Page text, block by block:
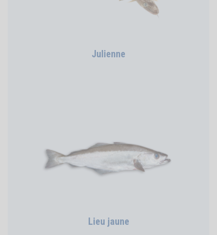
Julienne
Lieu jaune